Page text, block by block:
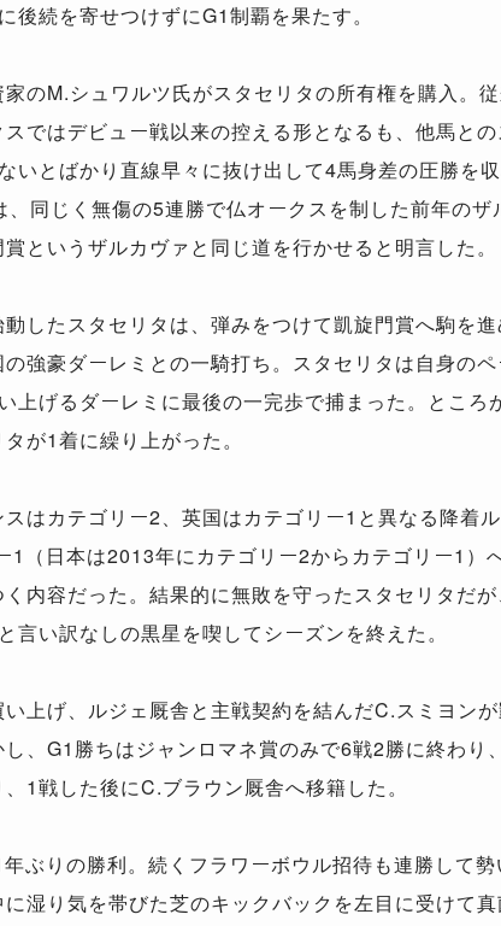
続を寄せつけずにG1制覇を果たす。
のM.シュワルツ氏がスタセリタの所有権を購入。
ではデビュー戦以来の控える形となるも、他馬と
いとばかり直線早々に抜け出して4馬身差の圧勝を
同じく無傷の5連勝で仏オークスを制した前年の
というザルカヴァと同じ道を行かせると明言した。
したスタセリタは、弾みをつけて凱旋門賞へ駒を
強豪ダーレミとの一騎打ち。スタセリタは自身の
上げるダーレミに最後の一完歩で捕まった。とこ
が1着に繰り上がった。
はカテゴリー2、英国はカテゴリー1と異なる降着
1（日本は2013年にカテゴリー2からカテゴリー1）
内容だった。結果的に無敗を守ったスタセリタだ
い訳なしの黒星を喫してシーズンを終えた。
上げ、ルジェ厩舎と主戦契約を結んだC.スミヨン
、G1勝ちはジャンロマネ賞のみで6戦2勝に終わり
1戦した後にC.ブラウン厩舎へ移籍した。
ぶりの勝利。続くフラワーボウル招待も連勝して
湿り気を帯びた芝のキックバックを左目に受けて